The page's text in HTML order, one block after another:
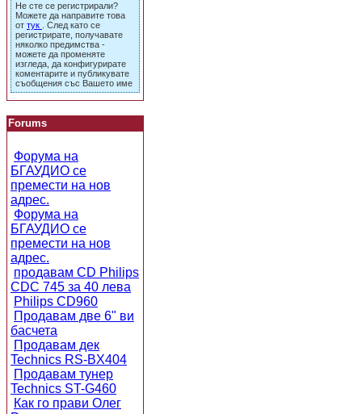
Не сте се регистрирали?
Можете да направите това
от тук
. След като се
регистрирате, получавате
няколко предимства -
можете да променяте
изгледа, да конфигурирате
коментарите и публикувате
съобщения със Вашето име
Forums
Форума на
БГАУДИО се
премести на нов
адрес.
Форума на
БГАУДИО се
премести на нов
адрес.
продавам CD Philips
CDC 745 за 40 лева
Philips CD960
Продавам две 6" ви
басчета
Продавам дек
Technics RS-BX404
Продавам тунер
Technics ST-G460
Как го прави Олег